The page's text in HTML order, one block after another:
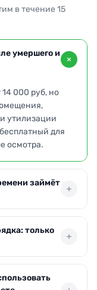
в течение 15
умершего и
000 руб, но
утилизации
для
осмотра.
займёт
— до часа.
сильных
только
следов,